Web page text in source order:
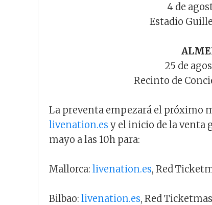
4 de
Estadio
25 de
Recinto de
La preventa empezará el próximo
livenation.es y el inicio de la venta
mayo a las 10h para:
Mallorca: livenation.es, Red
Bilbao: livenation.es, Red